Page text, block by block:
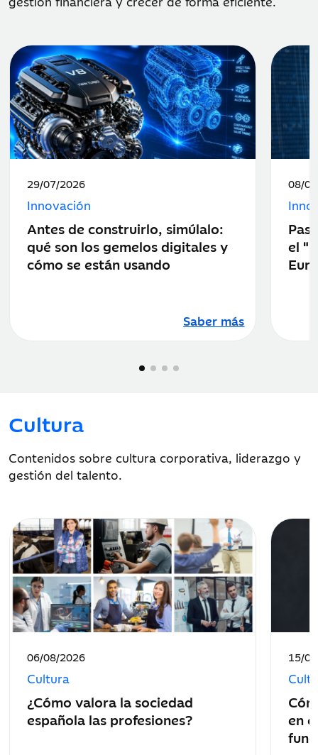
Fecha
publicación:
29/07/2026
Innovación
Antes de construirlo, simúlalo:
qué son los gemelos digitales y
cómo se están usando
Saber más
Fecha
08/
el
Cultura
Contenidos sobre cultura corporativa, liderazgo y
gestión del talento.
Fecha
publicación:
06/08/2026
Cultura
¿Cómo valora la sociedad
española las profesiones?
Fecha
15/
en